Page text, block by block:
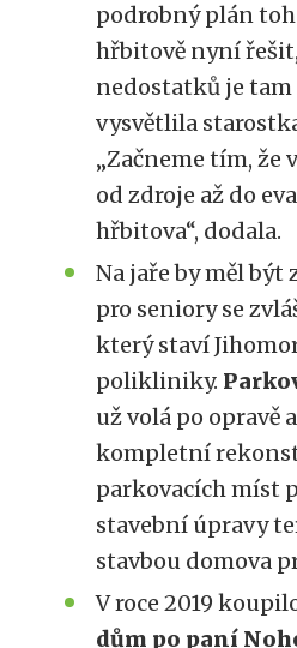
podrobný plán
hřbitově nyní
nedostatků je tam
vysvětlila
„Začneme tím, že
od zdroje až do
hřbitova“, dodala.
Na jaře by měl být
pro seniory se
který staví
polikliniky.
už volá po opravě
kompletní
parkovacích míst
stavební úpravy
stavbou domova
V roce 2019
dům po paní